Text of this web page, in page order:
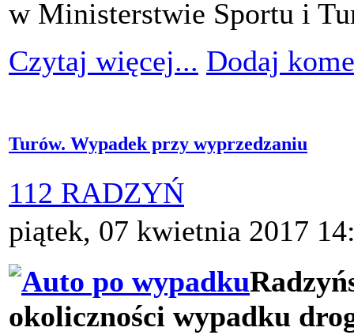
w Ministerstwie Sportu i
Czytaj więcej... Dodaj
Turów. Wypadek przy wyprzedzaniu
112 RADZYŃ
piątek, 07 kwietnia 2017
okoliczności wypadku